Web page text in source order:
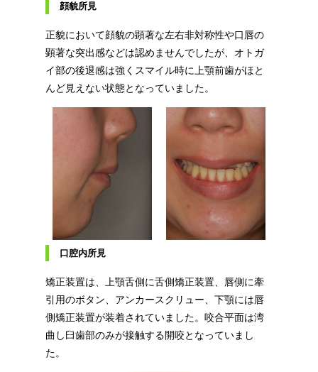
顔貌所見
正貌において顔貌の顕著な左右非対称性や口唇の
顕著な突出感などは認めませんでしたが、オトガ
イ部の後退感は強くスマイル時に上顎前歯がほと
んど見えない状態となっていました。
口腔内所見
矯正装置は、上顎舌側に舌側矯正装置、唇側に牽
引用のボタン、アンカースクリュー、下顎には唇
側矯正装置が装着されていました。咬合平面は湾
曲し臼歯部のみが接触する開咬となっていまし
た。